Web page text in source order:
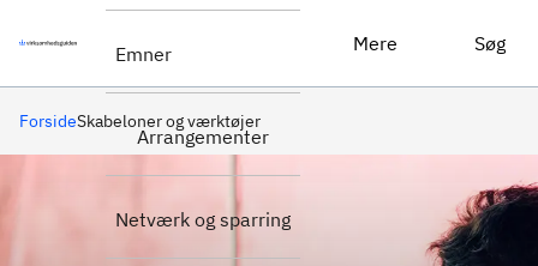
Emner
Arrangementer
Netværk og sparring
Mere Søg
ForsideSkabeloner og værktøjer